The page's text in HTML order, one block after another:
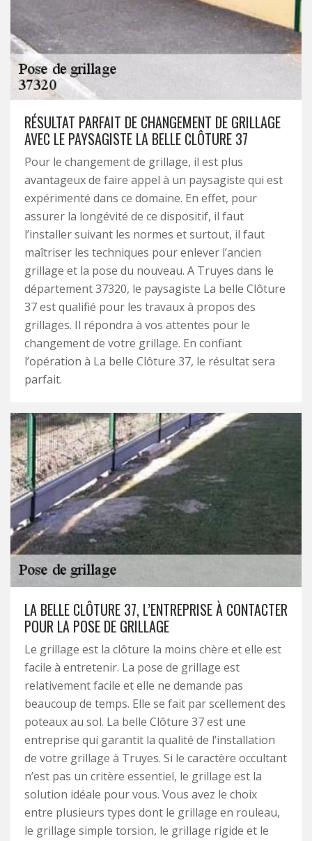
RÉSULTAT PARFAIT DE CHANGEMENT DE GRILLAGE
AVEC LE PAYSAGISTE LA BELLE CLÔTURE 37
Pour le changement de grillage, il est plus
avantageux de faire appel à un paysagiste qui est
expérimenté dans ce domaine. En effet, pour
assurer la longévité de ce dispositif, il faut
l’installer suivant les normes et surtout, il faut
maîtriser les techniques pour enlever l’ancien
grillage et la pose du nouveau. A Truyes dans le
département 37320, le paysagiste La belle Clôture
37 est qualifié pour les travaux à propos des
grillages. Il répondra à vos attentes pour le
changement de votre grillage. En confiant
l’opération à La belle Clôture 37, le résultat sera
parfait.
LA BELLE CLÔTURE 37, L’ENTREPRISE À CONTACTER
POUR LA POSE DE GRILLAGE
Le grillage est la clôture la moins chère et elle est
facile à entretenir. La pose de grillage est
relativement facile et elle ne demande pas
beaucoup de temps. Elle se fait par scellement des
poteaux au sol. La belle Clôture 37 est une
entreprise qui garantit la qualité de l’installation
de votre grillage à Truyes. Si le caractère occultant
n’est pas un critère essentiel, le grillage est la
solution idéale pour vous. Vous avez le choix
entre plusieurs types dont le grillage en rouleau,
le grillage simple torsion, le grillage rigide et le